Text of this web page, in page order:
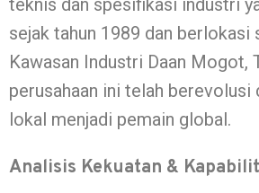
teknis dan spesifikasi industri
sejak tahun 1989 dan berlokasi
Kawasan Industri Daan Mogot,
perusahaan ini telah berevolusi
lokal menjadi pemain global.
Analisis Kekuatan &